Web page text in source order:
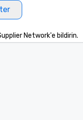
Network'e bildirin.